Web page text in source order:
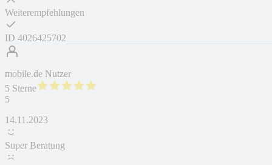
Weiterempfehlungen
ID 4026425702
mobile.de Nutzer
5 Sterne
5
14.11.2023
Super Beratung